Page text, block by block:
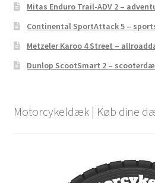
Mitas Enduro Trail-ADV 2 –
Continental SportAttack 5 –
Metzeler Karoo 4 Street –
Dunlop ScootSmart 2 –
Motorcykeldæk | Køb dine